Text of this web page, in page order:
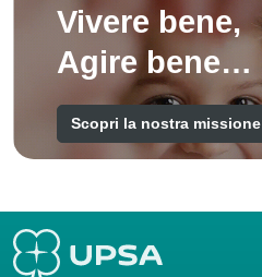
Vivere bene,
Agire bene…
Scopri la nostra missione